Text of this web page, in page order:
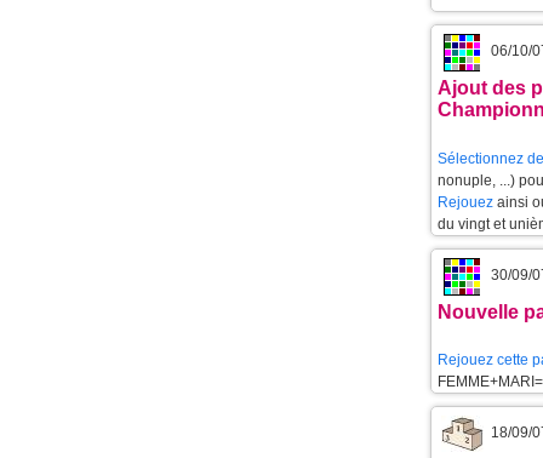
06/10/
Ajout des
Sélectionnez
nonuple, ...)
Rejouez ainsi
du vingt et
30/09/
Nouvelle
Rejouez cette
18/09/